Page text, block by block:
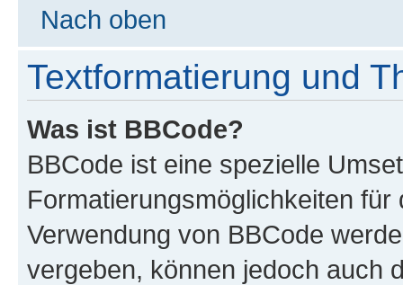
Nach oben
Textformatierung und
Was ist BBCode?
BBCode ist eine spezielle
Formatierungsmöglichkeiten
Verwendung von BBCode
vergeben, können jedoch auch